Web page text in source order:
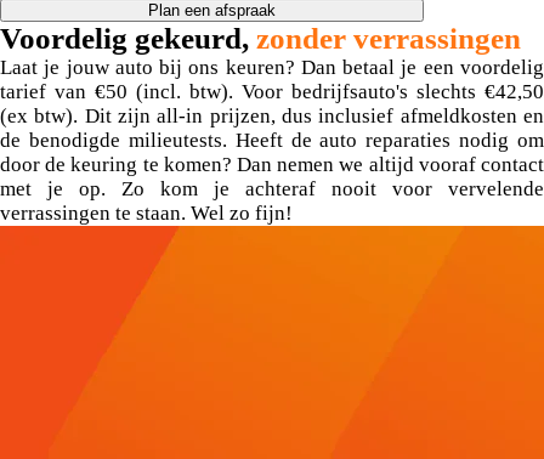
Plan een afspraak
Voordelig gekeurd, zonder verrassingen
Laat je jouw auto bij ons keuren? Dan betaal je een voordelig
tarief van €50 (incl. btw). Voor bedrijfsauto's slechts €42,50
(ex btw). Dit zijn all-in prijzen, dus inclusief afmeldkosten en
de benodigde milieutests. Heeft de auto reparaties nodig om
door de keuring te komen? Dan nemen we altijd vooraf contact
met je op. Zo kom je achteraf nooit voor vervelende
verrassingen te staan. Wel zo fijn!